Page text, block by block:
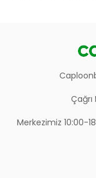
Merkezimiz 10:00-